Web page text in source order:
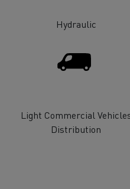
Hydraulic
Light Commercial
Distribution